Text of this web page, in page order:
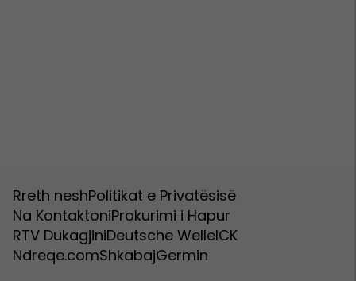
Rreth neshPolitikat e Privatësisë
Na KontaktoniProkurimi i Hapur
RTV DukagjiniDeutsche WelleICK
Ndreqe.comShkabajGermin